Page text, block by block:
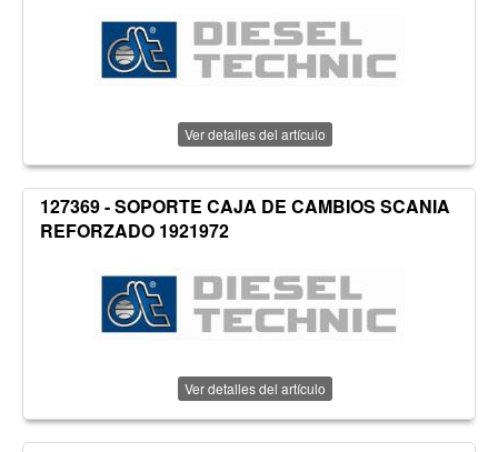
Ver detalles del artículo
127369 - SOPORTE CAJA DE CAMBIOS SCANIA
REFORZADO 1921972
Ver detalles del artículo